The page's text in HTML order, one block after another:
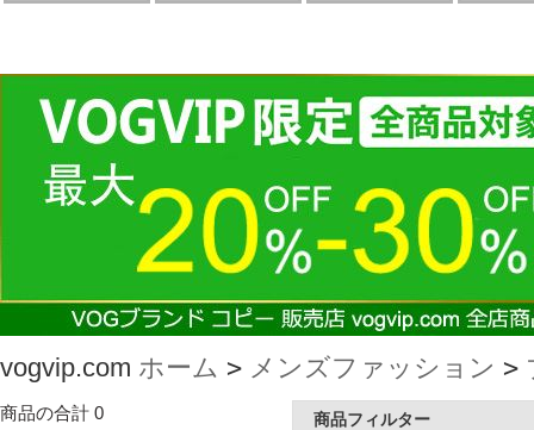
vogvip.com ホーム > メンズファッション >
商品の合計 0 商品フィルター